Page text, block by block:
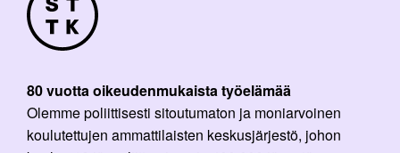
80 vuotta oikeudenmukaista työelämää
Olemme poliittisesti sitoutumaton ja moniarvoinen
koulutettujen ammattilaisten keskusjärjestö, johon